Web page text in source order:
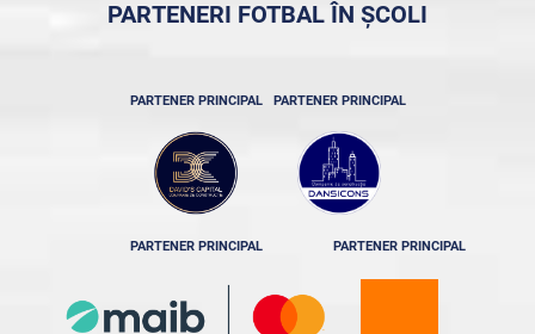
PARTENERI FOTBAL ÎN ȘCOLI
PARTENER PRINCIPAL PARTENER PRINCIPAL
PARTENER PRINCIPAL PARTENER PRINCIPAL